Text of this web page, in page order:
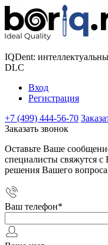
IQDent:
DLC
Вход
Регистрация
+7 (499) 444-56-70
Заказать звонок
Оставьте Ваше
специалисты свяжутся
решения Вашего
Ваш телефон*